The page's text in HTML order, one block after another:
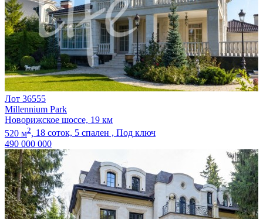
Лот 36555
Millennium Park
Новорижское шоссе, 19 км
520 м2, 18 соток, 5 спален , Под ключ
490 000 000